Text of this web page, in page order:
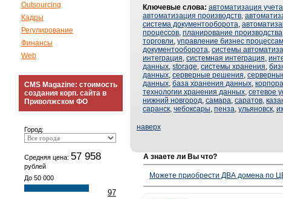
Outsourcing
Кадры
Регулирование
Финансы
Web
CMS Magazine: стоимость
создания корп. сайта в
Приволжском ФО
Город:
Средняя цена: 57 958
рублей
До 50 000
97
Ключевые слова: автоматизация учета
автоматизация производств,
система документооборота,
процессов, планирование производства
торговли, управление бизнес
документооборота, системы
интеграция, системная интеграция,
данных, storage, системы хранения,
данных, серверные решения,
данных, база хранения данных,
технологии хранения данных, сетевое
нижний новгород, самара, саратов,
саранск, чебоксары, пенза, ульяновск,
наверх
А знаете ли Вы что?
Можете приобрести ДВА домена по